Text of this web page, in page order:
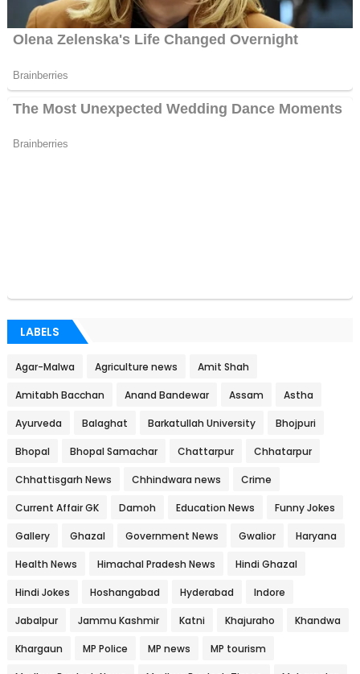
LABELS
Agar-Malwa Agriculture news Amit Shah
Amitabh Bacchan Anand Bandewar Assam Astha
Ayurveda Balaghat Barkatullah University Bhojpuri
Bhopal Bhopal Samachar Chattarpur Chhatarpur
Chhattisgarh News Chhindwara news Crime
Current Affair GK Damoh Education News Funny Jokes
Gallery Ghazal Government News Gwalior Haryana
Health News Himachal Pradesh News Hindi Ghazal
Hindi Jokes Hoshangabad Hyderabad Indore
Jabalpur Jammu Kashmir Katni Khajuraho Khandwa
Khargaun MP Police MP news MP tourism